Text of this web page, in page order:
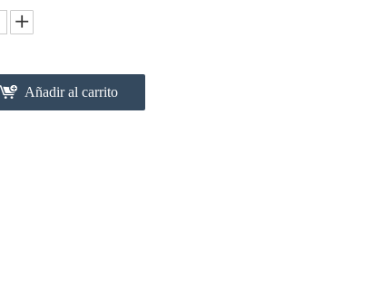
Añadir al carrito